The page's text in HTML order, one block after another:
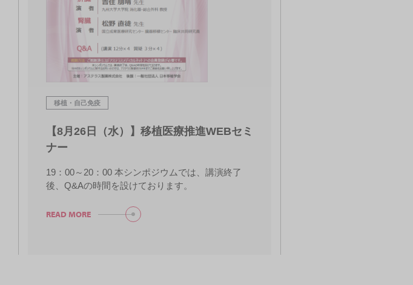
移植・自己免疫
【8月26日（水）】移植医療推進WEBセミ
ナー
19：00～20：00 本シンポジウムでは、講演終了
後、Q&Aの時間を設けております。
READ MORE